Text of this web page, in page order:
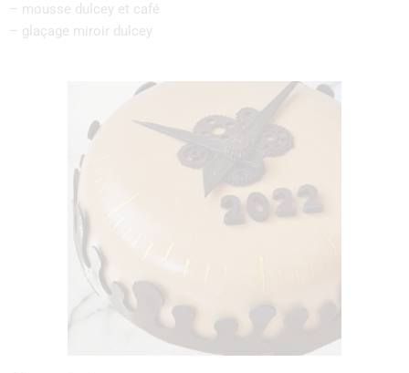
– mousse dulcey et café
– glaçage miroir dulcey